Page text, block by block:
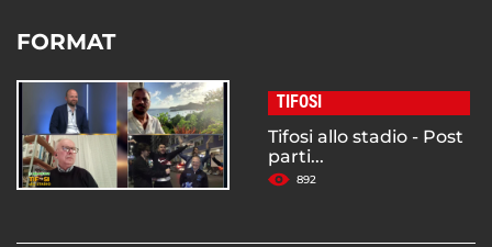
FORMAT
TIFOSI
Tifosi allo stadio - Post
parti...
892